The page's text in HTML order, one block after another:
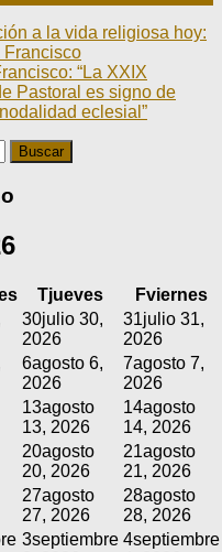
a la vida religiosa hoy:
Francisco
“La XXIX
Pastoral es signo de
eclesial”
Tjueves Fviernes
30julio 30,
2026
31julio 31,
2026
6agosto 6,
2026
7agosto 7,
2026
13agosto
13, 2026
14agosto
14, 2026
20agosto
20, 2026
21agosto
21, 2026
27agosto
27, 2026
28agosto
28, 2026
3septiembre 4septiembre